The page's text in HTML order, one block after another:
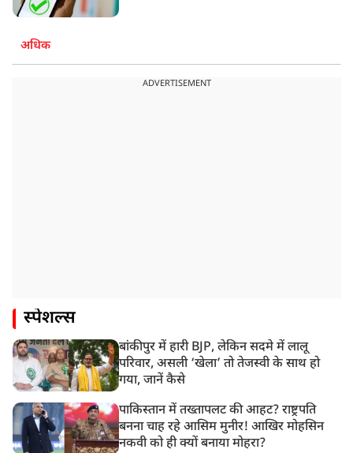
अधिक
ADVERTISEMENT
स्पेशल्स
बांकीपुर में हारी BJP, लेकिन सदमे में लालू
परिवार, असली ‘खेला’ तो तेजस्वी के साथ हो
गया, जानें कैसे
पाकिस्तान में तख्तापलट की आहट? राष्ट्रपति
बनना चाह रहे आसिम मुनीर! आखिर मोहसिन
नकवी को ही क्यों बनाया मोहरा?